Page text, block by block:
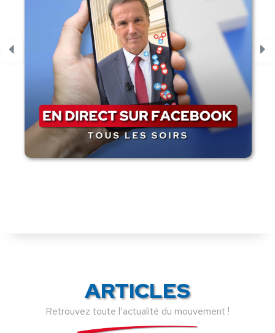
ARTICLES
Retrouvez toute l’actualité du mouvement !